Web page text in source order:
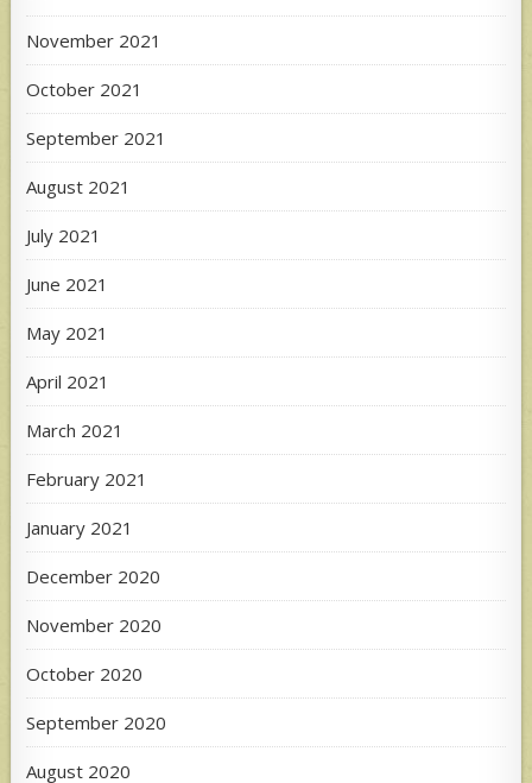
November 2021
October 2021
September 2021
August 2021
July 2021
June 2021
May 2021
April 2021
March 2021
February 2021
January 2021
December 2020
November 2020
October 2020
September 2020
August 2020